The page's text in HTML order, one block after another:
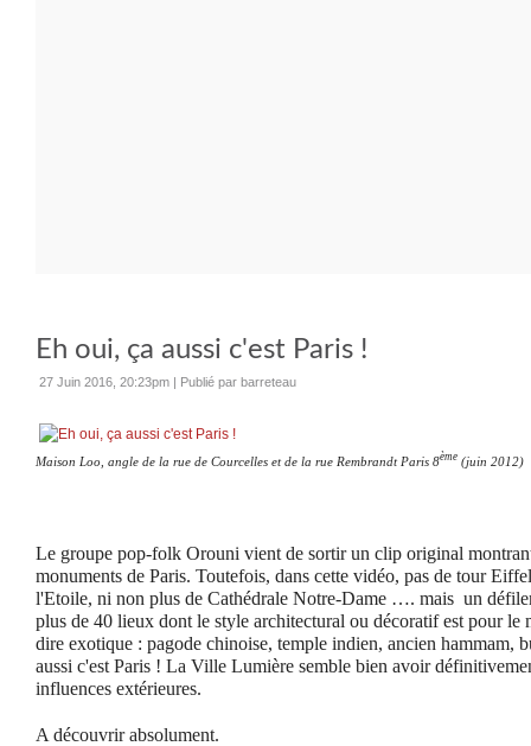
Eh oui, ça aussi c'est Paris !
27 Juin 2016, 20:23pm | Publié par barreteau
Maison Loo, angle de la rue de Courcelles et de la rue Rembrandt Paris 8ème (juin 2012)
Le groupe pop-folk Orouni vient de sortir un clip original
monuments de Paris. Toutefois, dans cette vidéo, pas de tour
l'Etoile, ni non plus de Cathédrale Notre-Dame …. mais un
plus de 40 lieux dont le style architectural ou décoratif est pour le
dire exotique : pagode chinoise, temple indien, ancien hammam,
aussi c'est Paris ! La Ville Lumière semble bien avoir
influences extérieures.
A découvrir absolument.